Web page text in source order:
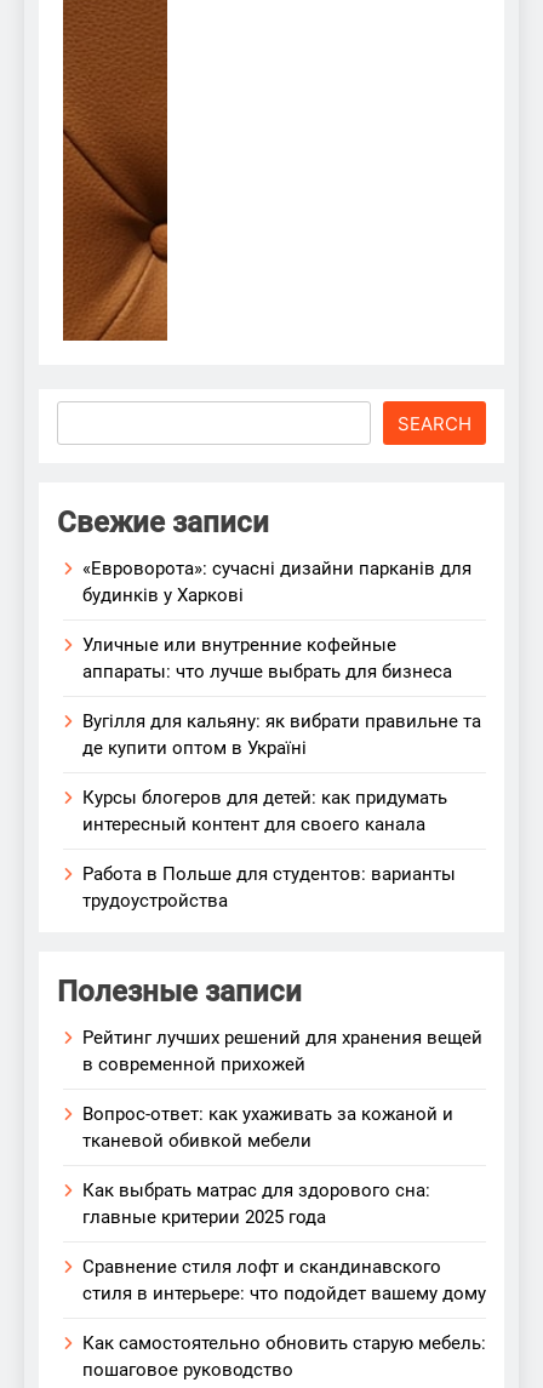
SEARCH
Свежие записи
«Евроворота»: сучасні дизайни парканів для
будинків у Харкові
Уличные или внутренние кофейные
аппараты: что лучше выбрать для бизнеса
Вугілля для кальяну: як вибрати правильне та
де купити оптом в Україні
Курсы блогеров для детей: как придумать
интересный контент для своего канала
Работа в Польше для студентов: варианты
трудоустройства
Полезные записи
Рейтинг лучших решений для хранения вещей
в современной прихожей
Вопрос-ответ: как ухаживать за кожаной и
тканевой обивкой мебели
Как выбрать матрас для здорового сна:
главные критерии 2025 года
Сравнение стиля лофт и скандинавского
стиля в интерьере: что подойдет вашему дому
Как самостоятельно обновить старую мебель:
пошаговое руководство